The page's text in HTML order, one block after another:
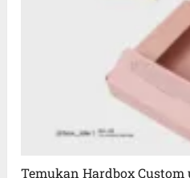
Temukan Hardbox